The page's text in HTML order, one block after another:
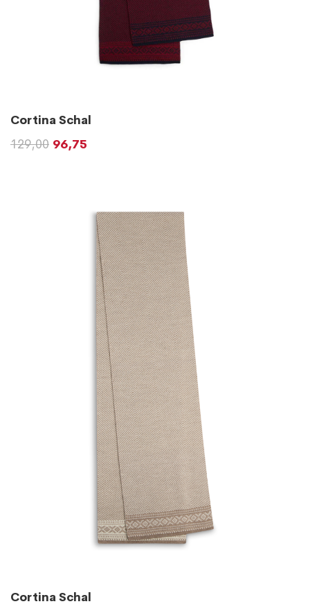
Cortina Schal
129,00 96,75
Cortina Schal